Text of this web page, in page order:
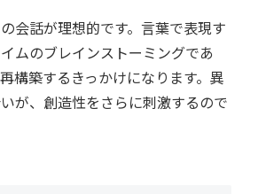
会話が理想的です。言葉で表現す
ムのブレインストーミングであ
構築するきっかけになります。異
が、創造性をさらに刺激するので